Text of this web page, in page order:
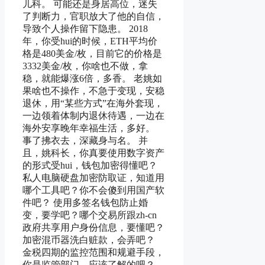
儿科。 可能还是身居高位，迷失
了判断力，官职放大了他的自信，
导致个人操作留下隐患。 2018
年，你受hui的时候，ETH平均价
格是480美金/枚，目前它的价格是
3332美金/枚，你啥也不做，拿
稳，就能爆涨6倍，多香。 老姚如
果啥也不操作，不急于变现，安稳
退休，用“某些方式”在海外套现，
一边领着体制内退休待遇，一边在
海外安享晚年幸福生活，多好。
事了拂衣去，深藏身与名。 并
且，姚科长，你真要使用数字资产
的形式受hui，钱包加密得懂吧？
私人电脑硬盘加密防取证，知道用
哪个工具吧？你不会傻到用国产软
件吧？ 使用多签名钱包防止婚
变，要学吧？哪个交易所跟zh-cn
政府共享用户身份信息，要懂吧？
加密混币器洗白赃款，会弄吧？
金税四期的监控范围和规避手段，